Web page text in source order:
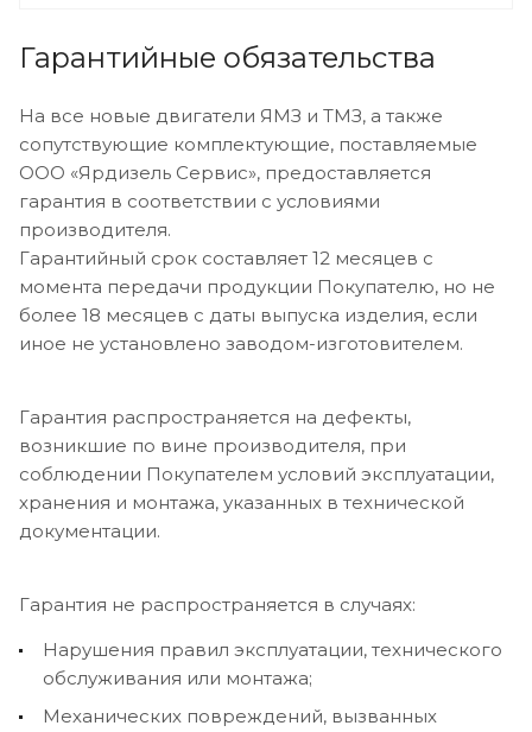
Гарантийные обязательства
На все новые двигатели ЯМЗ и ТМЗ, а также
сопутствующие комплектующие, поставляемые
ООО «Ярдизель Сервис», предоставляется
гарантия в соответствии с условиями
производителя.
Гарантийный срок составляет 12 месяцев с
момента передачи продукции Покупателю, но не
более 18 месяцев с даты выпуска изделия, если
иное не установлено заводом-изготовителем.
Гарантия распространяется на дефекты,
возникшие по вине производителя, при
соблюдении Покупателем условий эксплуатации,
хранения и монтажа, указанных в технической
документации.
Гарантия не распространяется в случаях:
Нарушения правил эксплуатации, технического
обслуживания или монтажа;
Механических повреждений, вызванных